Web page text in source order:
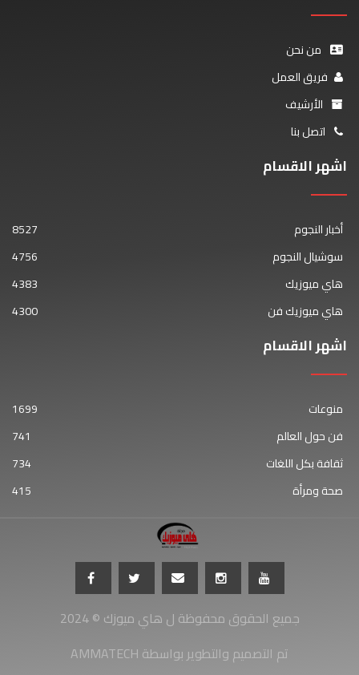
من نحن
فريق العمل
الأرشيف
اتصل بنا
اشهر الاقسام
أخبار النجوم
8527
سوشيال النجوم
4756
هاي ميوزيك
4383
هاي ميوزيك فن
4300
اشهر الاقسام
منوعات
1699
فن حول العالم
741
ثقافة بكل اللغات
734
صحة ومرأة
415
جميع الحقوق محفوظة ل هاي ميوزك © 2024
AMMATECH تم التصميم والتطوير بواسطة